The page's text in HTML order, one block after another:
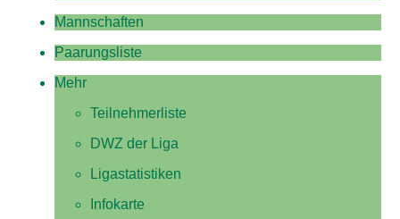
Mannschaften
Paarungsliste
Mehr
Teilnehmerliste
DWZ der Liga
Ligastatistiken
Infokarte